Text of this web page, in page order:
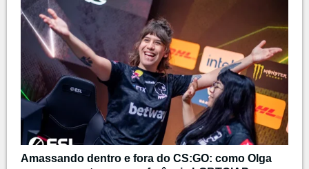
Amassando dentro e fora do CS:GO: como Olga